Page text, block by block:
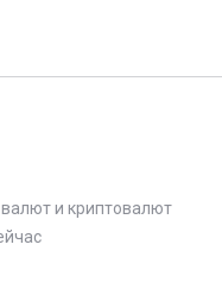
и криптовалют